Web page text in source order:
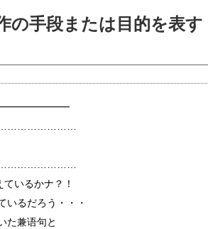
の手段または目的を表す
いるかナ？！
いるだろう・・・
た兼语句と